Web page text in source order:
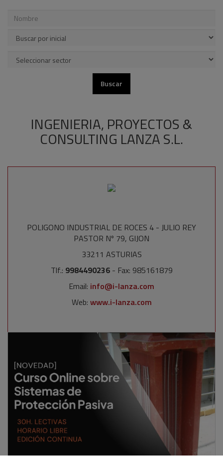
INGENIERIA, PROYECTOS &
CONSULTING LANZA S.L.
POLIGONO INDUSTRIAL DE ROCES 4 - JULIO REY
PASTOR Nº 79, GIJON
33211 ASTURIAS
Tlf.: 9984490236- Fax: 985161879
Email: info@i-lanza.com
Web: www.i-lanza.com